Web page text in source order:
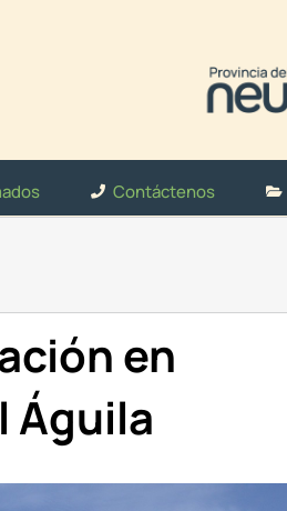
Contáctenos
en
Águila